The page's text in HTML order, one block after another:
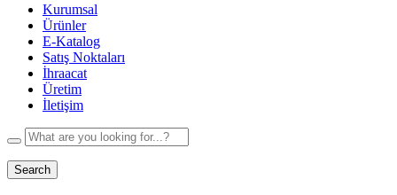
Kurumsal
Ürünler
E-Katalog
Satış Noktaları
İhraacat
Üretim
İletişim
Search